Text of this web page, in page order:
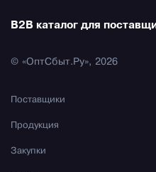
B2B каталог для
© «ОптСбыт.Ру», 2026
Поставщики
Продукция
Закупки